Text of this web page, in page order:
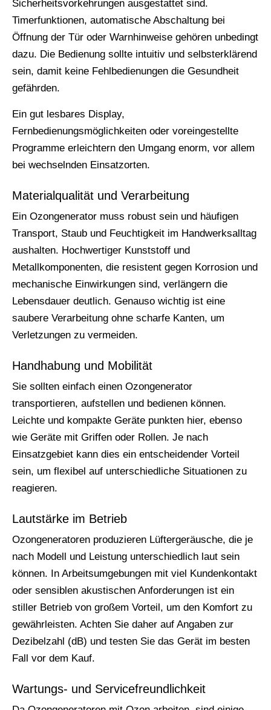
Sicherheitsvorkehrungen ausgestattet sind.
Timerfunktionen, automatische Abschaltung bei
Öffnung der Tür oder Warnhinweise gehören unbedingt
dazu. Die Bedienung sollte intuitiv und selbsterklärend
sein, damit keine Fehlbedienungen die Gesundheit
gefährden.
Ein gut lesbares Display,
Fernbedienungsmöglichkeiten oder voreingestellte
Programme erleichtern den Umgang enorm, vor allem
bei wechselnden Einsatzorten.
Materialqualität und Verarbeitung
Ein Ozongenerator muss robust sein und häufigen
Transport, Staub und Feuchtigkeit im Handwerksalltag
aushalten. Hochwertiger Kunststoff und
Metallkomponenten, die resistent gegen Korrosion und
mechanische Einwirkungen sind, verlängern die
Lebensdauer deutlich. Genauso wichtig ist eine
saubere Verarbeitung ohne scharfe Kanten, um
Verletzungen zu vermeiden.
Handhabung und Mobilität
Sie sollten einfach einen Ozongenerator
transportieren, aufstellen und bedienen können.
Leichte und kompakte Geräte punkten hier, ebenso
wie Geräte mit Griffen oder Rollen. Je nach
Einsatzgebiet kann dies ein entscheidender Vorteil
sein, um flexibel auf unterschiedliche Situationen zu
reagieren.
Lautstärke im Betrieb
Ozongeneratoren produzieren Lüftergeräusche, die je
nach Modell und Leistung unterschiedlich laut sein
können. In Arbeitsumgebungen mit viel Kundenkontakt
oder sensiblen akustischen Anforderungen ist ein
stiller Betrieb von großem Vorteil, um den Komfort zu
gewährleisten. Achten Sie daher auf Angaben zur
Dezibelzahl (dB) und testen Sie das Gerät im besten
Fall vor dem Kauf.
Wartungs- und Servicefreundlichkeit